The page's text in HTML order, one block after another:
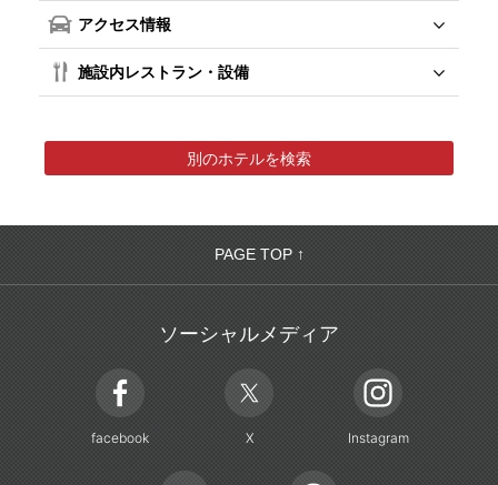
アクセス情報
施設内レストラン・設備
別のホテルを検索
PAGE TOP ↑
ソーシャルメディア
facebook X Instagram